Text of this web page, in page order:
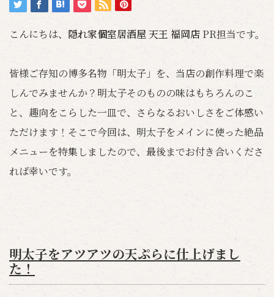
こんにちは、 隠れ家個室居酒屋 天王 福岡店 PR担当です。
皆様ご存知の博多名物「明太子」を、当店の創作料理で楽
しんでみませんか？明太子そのものの味はもちろんのこ
と、趣向をこらした一皿で、さらなるおいしさをご体感い
ただけます！そこで今回は、明太子をメインに使った絶品
メニューを特集しましたので、最後までお付き合いくださ
れば幸いです。
明太子をアツアツの天ぷらに仕上げまし
た！